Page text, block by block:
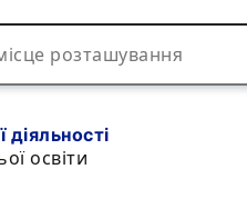
діяльності
освіти